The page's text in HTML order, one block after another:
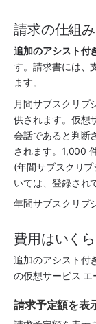
請求の仕組み
追加のアシスト付
す。請求書には、
ます。
月間サブスクリプ
供されます。 仮想
会話であると判断
されます。1,000
(年間サブスクリ
いては、登録され
年間サブスクリプ
費用はいく
追加のアシスト付
の仮想サービス エ
請求予定額を表